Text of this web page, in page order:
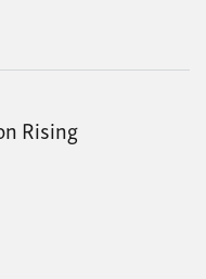
Rising